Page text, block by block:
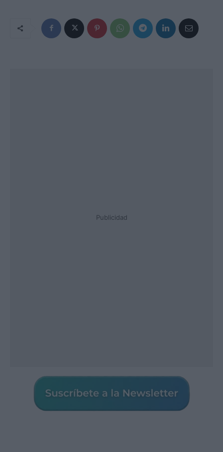
Publicidad